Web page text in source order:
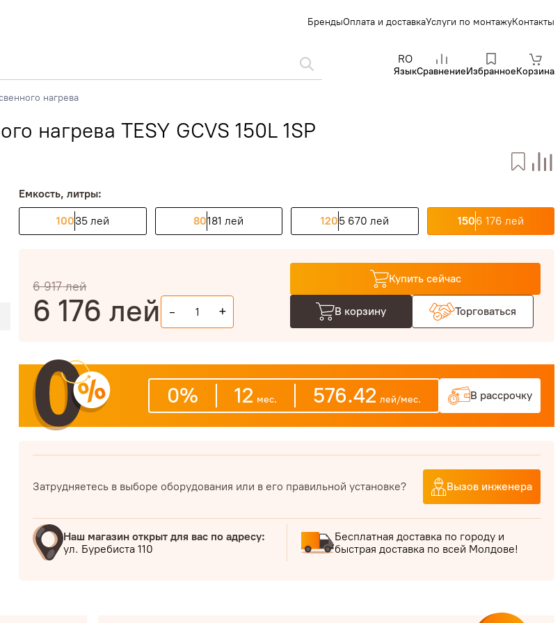
БрендыОплата и доставкаУслуги по монтажуКонтакты
RO
ЯзыкСравнениеИзбранноеКорзина
нагрева
нагрева TESY GCVS 150L 1SP
Емкость, литры:
10035 лей 80181 лей 1205 670 лей 1506 176 лей
6 917лей
6 176 лей - +
Купить сейчас
В корзину Торговаться
0% 12 мес. 576.42 лей/мес. В рассрочку
Затрудняетесь в выборе оборудования или в его правильной установке? Вызов инженера
Наш магазин открыт для вас по адресу:
ул. Буребиста 110
Бесплатная доставка по городу и
быстрая доставка по всей Молдове!